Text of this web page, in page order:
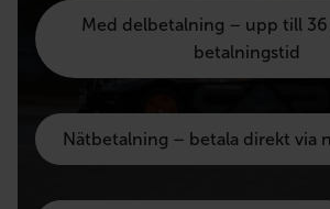
Med delbetalning – upp till 36
betalningstid
Nätbetalning – betala direkt via